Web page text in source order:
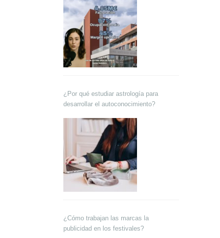
¿Por qué estudiar astrología para
desarrollar el autoconocimiento?
¿Cómo trabajan las marcas la
publicidad en los festivales?